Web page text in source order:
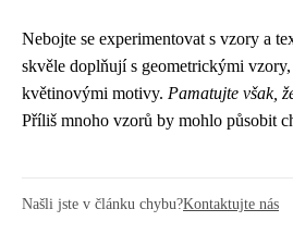
Nebojte se experimentovat s vzory a
skvěle doplňují s geometrickými
květinovými motivy. Pamatujte však,
Příliš mnoho vzorů by mohlo působit
Našli jste v článku chybu?Kontaktujte nás